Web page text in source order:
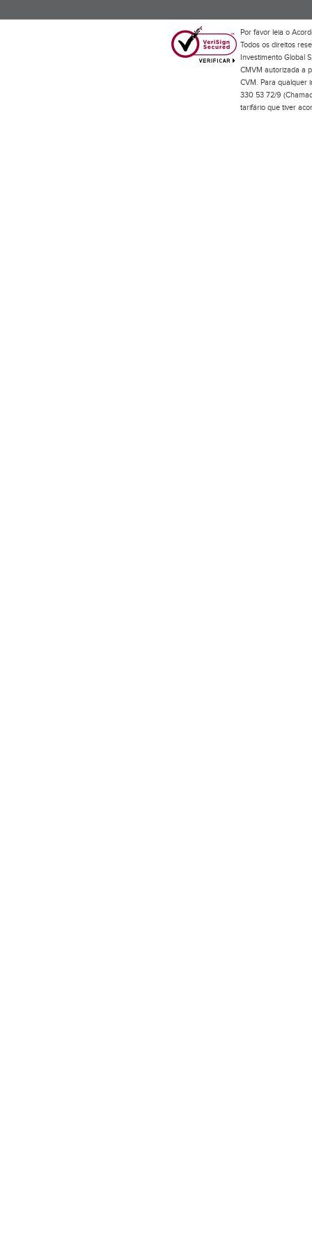
Por favor leia o
Todos os direitos
Investimento Global
CMVM autorizada a
CVM. Para qualquer
330 53 72/9
tarifário que tiver